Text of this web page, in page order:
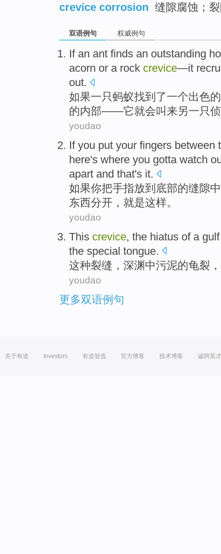
crevice corrosion 缝隙腐蚀；
双语例句 权威例句
If an ant finds an outstanding
acorn or a rock crevice—it
out.
如果一只蚂蚁找到了一个出色的
的内部——它就会叫 来另一只
youdao
If you put your fingers between
here's where you gotta watch
apart and that's it.
如果你把手指放到 底部的缝隙
东西分开 ， 就是这样。
youdao
This crevice, the hiatus ofa
the special tongue.
这种裂缝 ， 深渊 中污泥的龟裂
youdao
更多双语例句
关于有道 Investors 有道智选 官方博客 技术博客 诚聘英才